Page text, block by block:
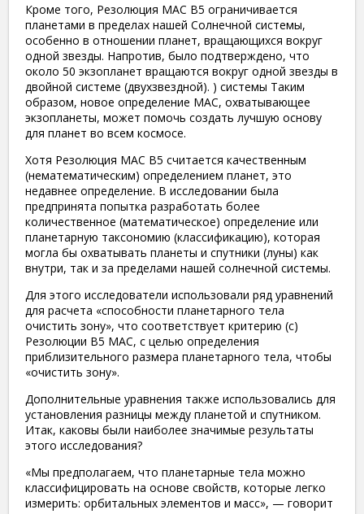
Кроме того, Резолюция МАС B5 ограничивается
планетами в пределах нашей Солнечной системы,
особенно в отношении планет, вращающихся вокруг
одной звезды. Напротив, было подтверждено, что
около 50 экзопланет вращаются вокруг одной звезды в
двойной системе (двухзвездной). ) системы Таким
образом, новое определение МАС, охватывающее
экзопланеты, может помочь создать лучшую основу
для планет во всем космосе.
Хотя Резолюция МАС B5 считается качественным
(нематематическим) определением планет, это
недавнее определение. В исследовании была
предпринята попытка разработать более
количественное (математическое) определение или
планетарную таксономию (классификацию), которая
могла бы охватывать планеты и спутники (луны) как
внутри, так и за пределами нашей солнечной системы.
Для этого исследователи использовали ряд уравнений
для расчета «способности планетарного тела
очистить зону», что соответствует критерию (c)
Резолюции B5 МАС, с целью определения
приблизительного размера планетарного тела, чтобы
«очистить зону».
Дополнительные уравнения также использовались для
установления разницы между планетой и спутником.
Итак, каковы были наиболее значимые результаты
этого исследования?
«Мы предполагаем, что планетарные тела можно
классифицировать на основе свойств, которые легко
измерить: орбитальных элементов и масс», — говорит